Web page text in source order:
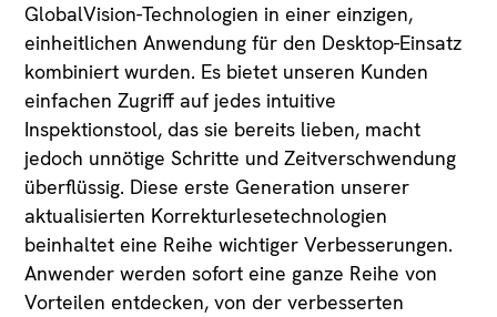
GlobalVision-Technologien in einer einzigen,
einheitlichen Anwendung für den Desktop-Einsatz
kombiniert wurden. Es bietet unseren Kunden
einfachen Zugriff auf jedes intuitive
Inspektionstool, das sie bereits lieben, macht
jedoch unnötige Schritte und Zeitverschwendung
überflüssig. Diese erste Generation unserer
aktualisierten Korrekturlesetechnologien
beinhaltet eine Reihe wichtiger Verbesserungen.
Anwender werden sofort eine ganze Reihe von
Vorteilen entdecken, von der verbesserten